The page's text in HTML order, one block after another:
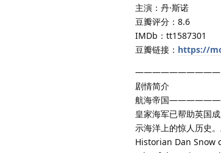
主演：丹·斯诺
豆瓣评分：8.6
IMDb：tt1587301
豆瓣链接： https://
——————————
剧情简介
航海帝国
皇家海军已帮助英国
示海洋上的惊人历史
Historian Dan